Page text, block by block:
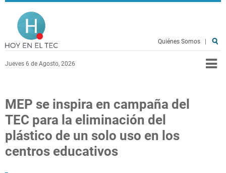
Pasar al contenido principal
Jueves 6 de Agosto, 2026
Quiénes Somos
MEP se inspira en campaña del
TEC para la eliminación del
plástico de un solo uso en los
centros educativos